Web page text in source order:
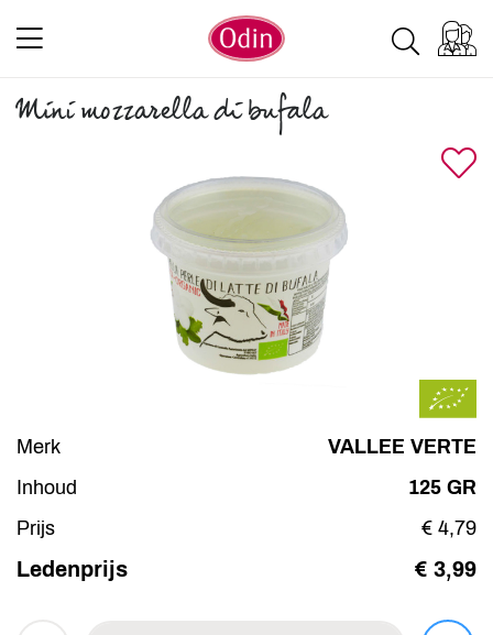
Mini mozzarella di bufala
Merk
VALLEE VERTE
Inhoud
125 GR
Prijs
€ 4,79
Ledenprijs € 3,99